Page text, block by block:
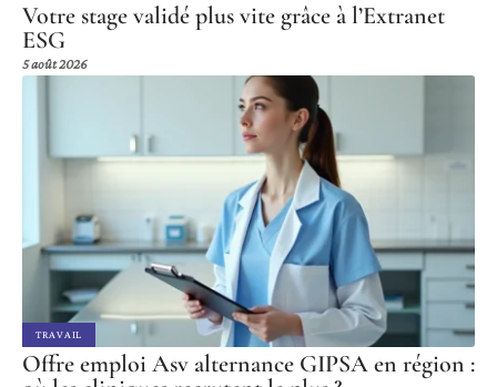
Votre stage validé plus vite grâce à l’Extranet
ESG
5 août 2026
TRAVAIL
Offre emploi Asv alternance GIPSA en région :